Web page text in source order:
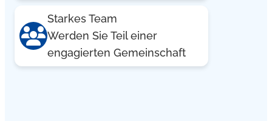
Starkes Team
Werden Sie Teil einer
engagierten Gemeinschaft